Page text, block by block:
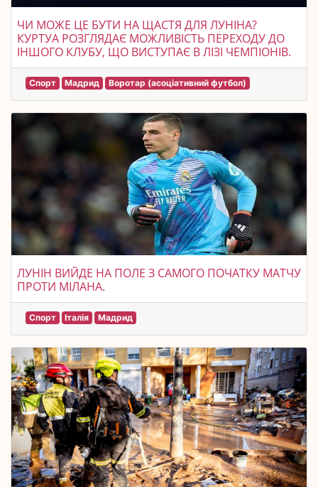
ЧИ МОЖЕ ЦЕ БУТИ НА ЩАСТЯ ДЛЯ ЛУНІНА?
КУРТУА РОЗГЛЯДАЄ МОЖЛИВІСТЬ ПЕРЕХОДУ ДО
ІНШОГО КЛУБУ, ЩО ВИСТУПАЄ В ЛІЗІ ЧЕМПІОНІВ.
Спорт Мадрид Воротар (асоціативний футбол)
ЛУНІН ВИЙДЕ НА ПОЛЕ З САМОГО ПОЧАТКУ МАТЧУ
ПРОТИ МІЛАНА.
Спорт Італія Мадрид